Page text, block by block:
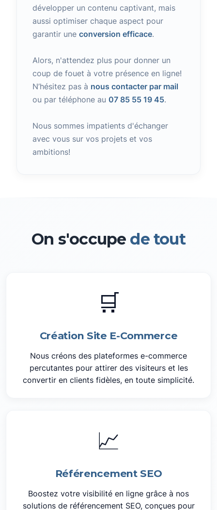
développer un contenu captivant, mais
aussi optimiser chaque aspect pour
garantir une conversion efficace.
Alors, n'attendez plus pour donner un
coup de fouet à votre présence en ligne!
N’hésitez pas à nous contacter par mail
ou par téléphone au 07 85 55 19 45.
Nous sommes impatients d'échanger
avec vous sur vos projets et vos
ambitions!
On s'occupe de tout
🛒
Création Site E-Commerce
Nous créons des plateformes e-commerce
percutantes pour attirer des visiteurs et les
convertir en clients fidèles, en toute simplicité.
📈
Référencement SEO
Boostez votre visibilité en ligne grâce à nos
solutions de référencement SEO, conçues pour